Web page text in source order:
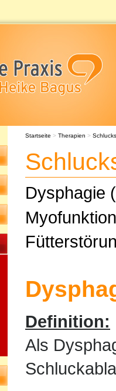
Startseite > Therapien >
Dysphagie
Definition:
Als